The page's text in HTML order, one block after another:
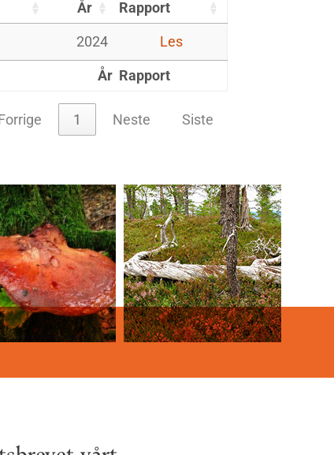
År Rapport
2024 Les
År Rapport
1 Neste Siste